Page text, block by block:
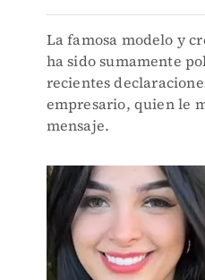
La famosa modelo y
ha sido sumamente
recientes
empresario, quien le
mensaje.